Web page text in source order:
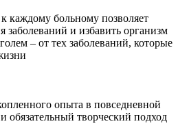
каждому больному позволяет
заболеваний и избавить организм
– от тех заболеваний, которые
опыта в повседневной
обязательный творческий подход